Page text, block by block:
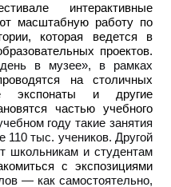
интерактивные
масштабную работу по
которая ведется в
проектов.
в музее», в рамках
на столичных
экспонаты и другие
частью учебного
году такие занятия
110 тыс. учеников. Другой
школьникам и студентам
с экспозициями
— как самостоятельно,